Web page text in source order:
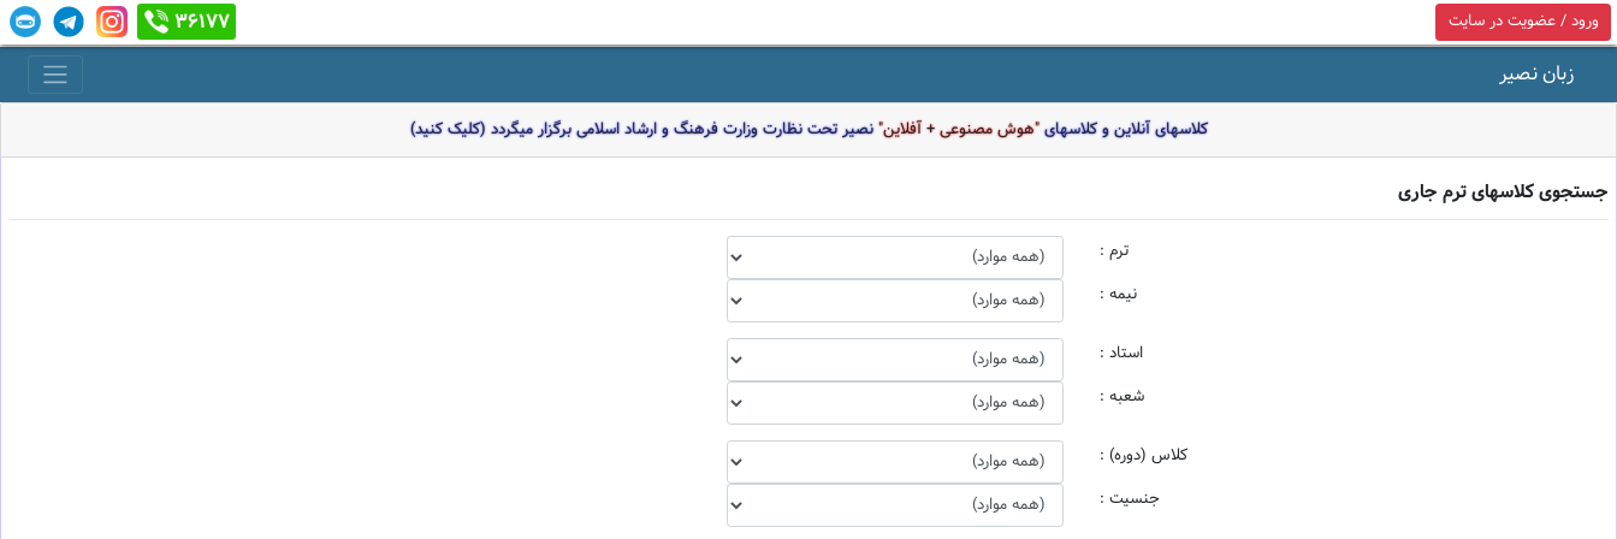
ورود / عضویت در سایت 36177
زبان نصیر
کلاسهای آنلاین و کلاسهای"هوش مصنوعی + آفلاین"نصیر تحت نظارت وزارت فرهنگ و ارشاد اسلامی برگزار میگردد (کلیک کنید)
جستجوی کلاسهای ترم جاری
ترم :
نیمه :
استاد :
شعبه :
کلاس (دوره) :
جنسیت :